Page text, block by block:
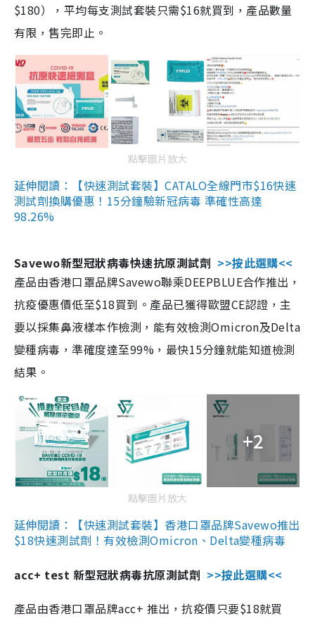
$180），平均每支測試套裝只需$16就買到，產品數量
有限，售完即止。
點擊圖片放大
延伸閱讀：【快速測試套裝】CATALO全線門市$16快速
測試劑換購優惠！15分鐘驗新冠病毒 準確性高達
98.26%
Savewo新型冠狀病毒快速抗原測試劑 >>按此選購<<
產品由香港口罩品牌Savewo聯乘DEEPBLUE合作推出，
抗疫優惠價低至$18買到。產品已獲得歐盟CE認證，主
要以採集鼻液樣本作檢測，能有效檢測Omicron及Delta
變種病毒，準確度達至99%，最快15分鐘就能知道檢測
結果。
+2
點擊圖片放大
延伸閱讀：【快速測試套裝】香港口罩品牌Savewo推出
$18快速測試劑！有效檢測Omicron、Delta變種病毒
acc+ test 新型冠狀病毒抗原測試劑 >>按此選購<<
產品由香港口罩品牌acc+ 推出，抗疫價只要$18就買